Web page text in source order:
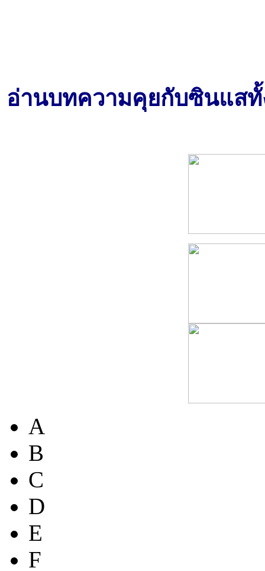
อ่านบทความคุยกับซินแสทั้
A
B
C
D
E
F